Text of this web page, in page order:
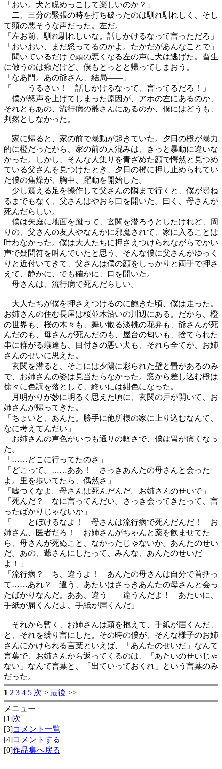
「おい。犬と睨めっこして楽しいのか？」
二、三分の緊張の時を打ち破ったのは馴れ馴れしく、そし
て頭の悪そうな声だった。左だ。
「左お前、馴れ馴れしいな。話しかけるなって言っただろ」
「おいおい、まだ怒ってるのかよ。たかだがあんなことで」
聞いているだけで頭の悪くなる左の声に犬は逃げた。畜生
に倣うのは癪だけど、僕もとっとと帰ってしまおう。
「なあ門。あの爺さん、結局――」
「――うるさい！ 話しかけるなって、言ってるだろ！」
僕が怒声を上げてしまった原因が、アホの左にあるのか、
それともあの、流行病の爺さんにあるのか、僕にはどうも、
判然としなかった。
家に帰ると、家の前で暴動が起きていた。夕日の橙が暴力
的に橙だったから、家の前の人混みは、きっと暴動に違いな
かった。しかし、そんな人集りを青ざめた顔で愕然と見つめ
ている父さんを見つけたとき、夕日の橙に押し止められてい
た僕の焦燥が、胸中、躍動を開始した。
少し震える足を操作して父さんの隣まで行くと、僕が尋ね
るまでもなく、父さんはやおら口を開いた。曰く、母さんが
死んだらしい。
僕は矢庭に地面を蹴って、玄関を潜ろうとしたけれど、周
りの、父さんの友人やなんかに邪魔されて、家に入ることは
叶わなかった。僕は大人たちに押さえつけられながらでかい
声で疑問符を叫んでいたと思う。そんな僕に父さんがゆっく
りと近付いてきて、父さんは僕の顔をしっかりと両手で押さ
えて、静かに、でも確かに、口を開いた。
母さんは、流行病で死んだらしい。
大人たちが僕を押さえつけるのに飽きた頃、僕は走った。
お姉さんの住む長屋は桜並木沿いの川辺にある。だから、橙
の世界も、桜の木々も、舞い散る淡桃の花弁も、爺さんが死
んだのも、母さんが死んだのも、屋台の匂いも、捨てられた
串に群がる蟻達も、目付きの悪い犬も、それら全てが、お姉
さんのせいに思えた。
玄関を潜ると、そこには夕陽に彩られた壁と畳があるのみ
で、お姉さんの姿は見当たらなかった。窓から差し込む橙は
徐々に色調を落として、終いには紺色になった。
月明かりが妙に明るく思えた頃に、玄関の戸が開いて、お
姉さんが帰ってきた。
「ちょいと、あんた。勝手に他所様の家に上り込むなんて、
なに考えてんだい」
お姉さんの声色がいつも通りの軽さで、僕は胃が痛くなっ
た。
「……どこに行ってたのさ」
「どこって。……ああ！ さっきあんたの母さんと会った
よ。里を歩いてたら、偶然さ」
「嘘つくなよ。母さんは死んだんだ。お姉さんのせいで」
「死んだ？ なに言ってんだい。さっき会ってきたって、言
ったばかりじゃないか」
「――とぼけるなよ！ 母さんは流行病で死んだんだ！ お
姉さん、医者だろ！ お姉さんがちゃんと薬を飲ませてた
ら、母さんが死ぬこと、なかったじゃないか。あんたのせい
だ。あの、爺さんにしたって、みんな、あんたのせいだ
よ！」
「流行病？ ち、違うよ！ あんたの母さんは自分で首括っ
て……あれ？ 違う、あたいはさっきあんたの母さんと会っ
たばかりなんだ。ああ、違う！ 違うんだよ！ あたいに、
手紙が届くんだよ、手紙が届くんだ」
それから暫く、お姉さんは頭を抱えて、手紙が届くんだ、
と、それを繰り言にした。その時の僕が、そんな様子のお姉
さんにかけられる言葉といえば、「あんたのせいだ」なんて
言葉で、お姉さんから返ってくるのは、「あたいのせいじゃ
ない」なんて言葉と、「出ていっておくれ」という言葉のみ
だった。
1 2 3 4 5 次 > 最後 >>
メニュー
[1]次
[3]コメント一覧
[4]コメントする
[0]作品集へ戻る